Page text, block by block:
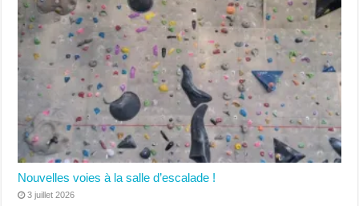
Nouvelles voies à la salle d’escalade !
3 juillet 2026